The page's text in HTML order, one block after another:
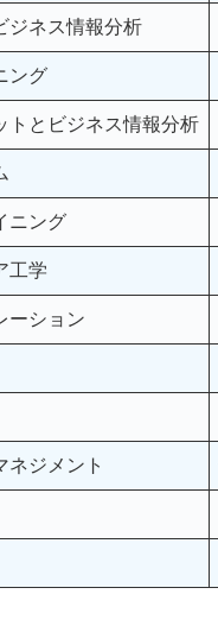
ジネス情報分析
ング
トとビジネス情報分析
ニング
工学
ーション
ネジメント